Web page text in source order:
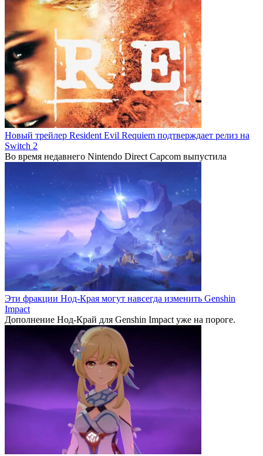
Новый трейлер Resident Evil Requiem подтверждает релиз на
Switch 2
Во время недавнего Nintendo Direct Capcom выпустила
Эти фракции Нод-Края могут навсегда изменить Genshin
Impact
Дополнение Нод-Край для Genshin Impact уже на пороге.